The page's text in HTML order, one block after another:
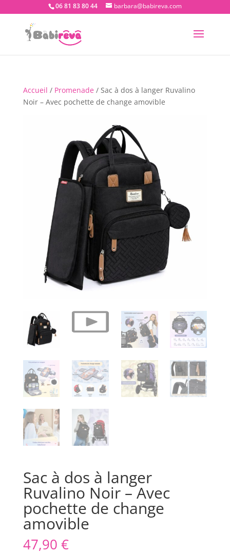
06 81 83 80 44 barbara@babireva.com
Accueil / Promenade / Sac à dos à langer Ruvalino
Noir – Avec pochette de change amovible
Sac à dos à langer
Ruvalino Noir – Avec
pochette de change
amovible
47,90 €